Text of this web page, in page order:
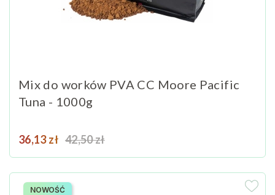
Mix do worków PVA CC Moore Pacific
Tuna - 1000g
Cena
36,13 zł Cena podstawowa
42,50 zł
NOWOŚĆ